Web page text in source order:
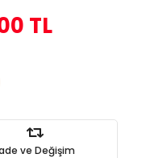
TL
ve Değişim